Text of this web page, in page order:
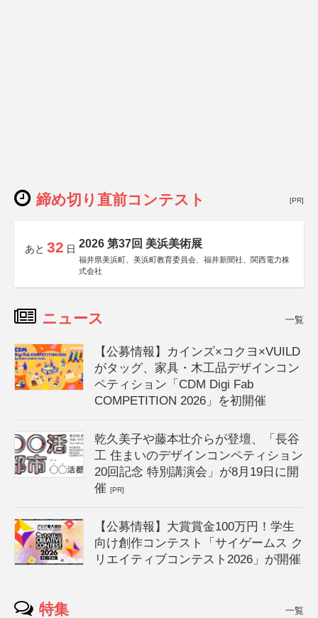
締め切り直前コンテスト [PR]
あと 32 日 2026 第37回 美浜美術展
福井県美浜町、美浜町教育委員会、福井新聞社、関西電力株
式会社
ニュース 一覧
【公募情報】カインズ×コクヨ×VUILD
がタッグ、家具・木工品デザインコン
ペティション「CDM Digi Fab
COMPETITION 2026」を初開催
乾久美子や藤本壮介らが登壇、「長谷
工 住まいのデザインコンペティション
20回記念 特別講演会」が8月19日に開
催[PR]
【公募情報】大賞賞金100万円！学生
向け創作コンテスト「サイゲームス ク
リエイティブコンテスト2026」が開催
特集 一覧